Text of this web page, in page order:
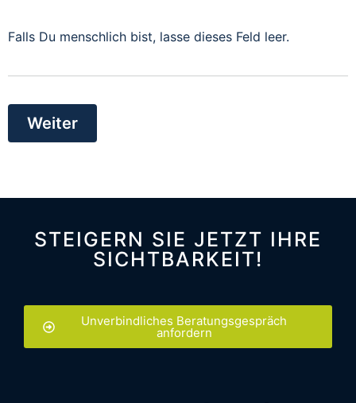
Falls Du menschlich bist, lasse dieses Feld leer.
Weiter
STEIGERN SIE JETZT IHRE
SICHTBARKEIT!
Unverbindliches Beratungsgespräch
anfordern